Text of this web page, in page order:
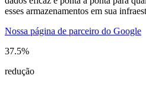
esses armazenamentos em sua
Nossa página de parceiro do Google
37.5%
redução